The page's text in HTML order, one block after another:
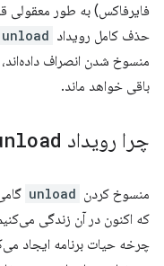
فایرفاکس) به طور معقولی
حذف کامل رویداد unload
منسوخ شدن انصراف
باقی خواهد ماند.
چرا رویداد
منسوخ کردن unload
که اکنون در آن زندگی
چرخه حیات برنامه ایجاد